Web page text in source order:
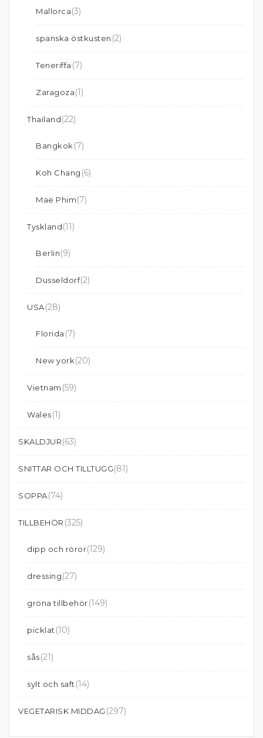
Mallorca(3)
spanska östkusten (2)
Teneriffa (7)
Zaragoza(1)
Thailand(22)
Bangkok (7)
Koh Chang (6)
Mae Phim(7)
Tyskland(11)
Berlin(9)
Dusseldorf(2)
USA(28)
Florida (7)
New york(20)
Vietnam (59)
Wales(1)
SKALDJUR(63)
SNITTAR OCH TILLTUGG(81)
SOPPA(74)
TILLBEHÖR (325)
dipp och röror(129)
dressing(27)
gröna tillbehör(149)
picklat (10)
sås(21)
sylt och saft (14)
VEGETARISK MIDDAG (297)